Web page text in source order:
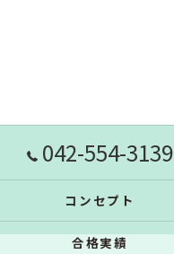
042-554-3139
コンセプト
合格実績